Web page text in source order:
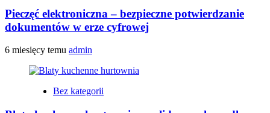
Pieczęć elektroniczna – bezpieczne potwierdzanie
dokumentów w erze cyfrowej
6 miesięcy temu admin
Bez kategorii